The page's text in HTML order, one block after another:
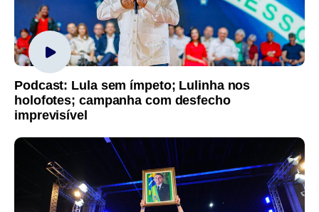
Podcast: Lula sem ímpeto; Lulinha nos
holofotes; campanha com desfecho
imprevisível